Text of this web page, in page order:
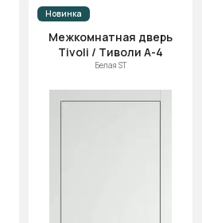
(возр.)
Цена (убыв.)
новинки
Новинка
Межкомнатная дверь
Tivoli / Тиволи А-4
Белая ST